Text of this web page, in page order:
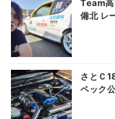
Team
備北 レ
さとＣ
ペック